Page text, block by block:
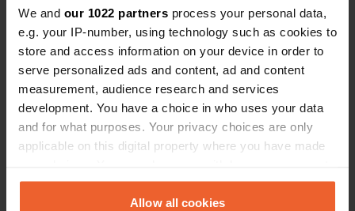
We and our 1022 partners process your personal data,
e.g. your IP-number, using technology such as cookies to
store and access information on your device in order to
serve personalized ads and content, ad and content
measurement, audience research and services
development. You have a choice in who uses your data
and for what purposes. Your privacy choices are only
applicable on this digital property where you have made
any time from the Cookie Declaration or by clicking on
the Privacy trigger icon.Allow all cookies
magnifique et un cadre magnifique.
glissante.
semaine.
Es-tu déjà venu ici ?
Contact
Emplacement
Via Carlo Alberto dalla Chiesa 7